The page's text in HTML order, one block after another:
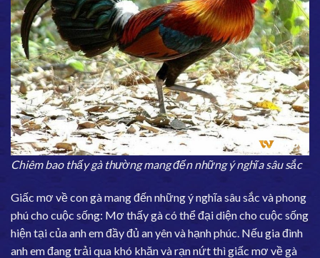
Chiêm bao thấy gà thường mang đến những ý nghĩa sâu sắc
Giấc mơ về con gà mang đến những ý nghĩa sâu sắc và phong
phú cho cuộc sống: Mơ thấy gà có thể đại diện cho cuộc sống
hiện tại của anh em đầy đủ an yên và hạnh phúc. Nếu gia đình
anh em đang trải qua khó khăn và rạn nứt thì giấc mơ về gà